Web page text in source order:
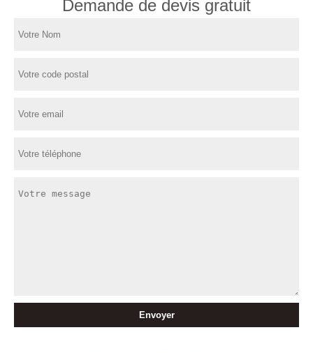
Demande de devis gratuit